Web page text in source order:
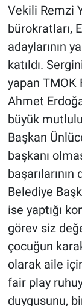
Vekili Remzi
bürokratları,
adaylarının
katıldı.
yapan TMOK
Ahmet
büyük
Başkan
başkanı
Belediye
ise yaptığı
görev siz
çocuğun
olarak aile
fair play
duygusunu,